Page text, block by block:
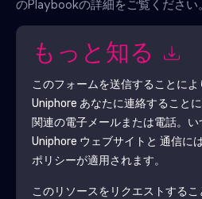
のPlaybookの詳細をご覧ください。
もっと知る
このフォームを送信することに
Uniphore あなたに連絡すること
関連の電子メールまたは電話。い
Uniphore ウェブサイトと 通信に
ポリシーが適用されます。
このリソースをリクエストする